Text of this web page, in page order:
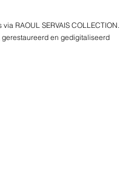
RAOUL SERVAIS COLLECTION.
gerestaureerd en gedigitaliseerd